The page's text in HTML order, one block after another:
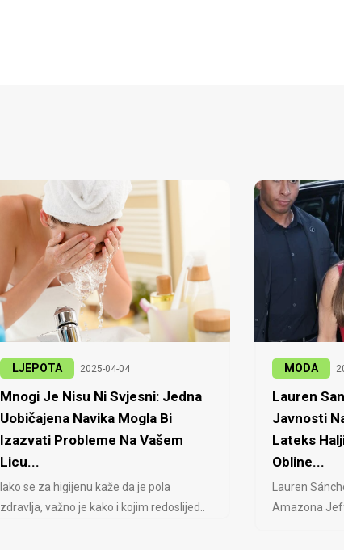
LJEPOTA 2025-04-04
Mnogi Je Nisu Ni Svjesni: Jedna
Uobičajena Navika Mogla Bi
Izazvati Probleme Na Vašem
Licu...
Iako se za higijenu kaže da je pola
zdravlja, važno je kako i kojim redoslijed..
MODA
Lauren
Javnosti
Lateks
Obline...
Lauren
Amazona